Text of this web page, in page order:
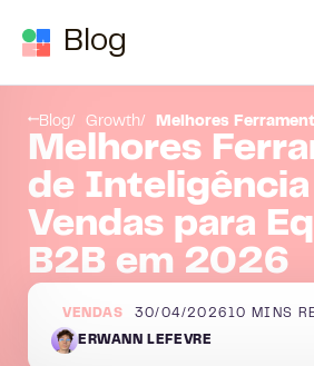
Blog
Blog Growth Melhores
Melhores
de Inteligência
Vendas para
B2B em 2026
VENDAS 30/04/2026 10 MINS
ERWANN LEFEVRE